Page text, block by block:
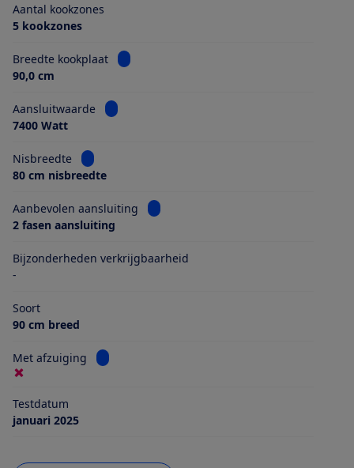
Aantal kookzones
5 kookzones
Breedte kookplaat
Bekijk informatie voor Breedte kookplaat
90,0 cm
Aansluitwaarde
Bekijk informatie voor Aansluitwaarde
7400 Watt
Nisbreedte
Bekijk informatie voor Nisbreedte
80 cm nisbreedte
Aanbevolen aansluiting
Bekijk informatie voor Aanbevolen
2 fasen aansluiting
Bijzonderheden verkrijgbaarheid
-
Soort
90 cm breed
Met afzuiging Bekijk informatie voor Met afzuiging
Testdatum
januari 2025